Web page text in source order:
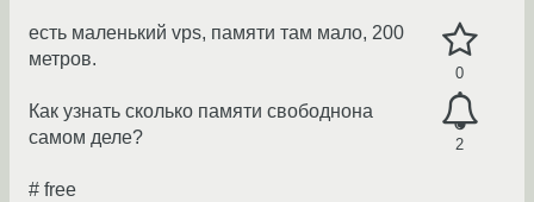
0
2
есть маленький vps, памяти там мало, 200
метров.
Как узнать сколько памяти свободнона
самом деле?
# free